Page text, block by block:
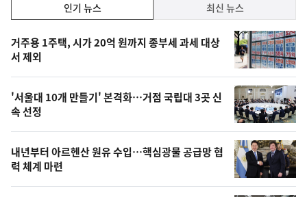
기,
최
신,
오
늘
의
영
상
인기 뉴스 최신 뉴스
기
뉴
스
거주용 1주택, 시가 20억 원까지 종부세 과세 대상
서 제외
'서울대 10개 만들기' 본격화…거점 국립대 3곳 신
속 선정
내년부터 아르헨산 원유 수입…핵심광물 공급망 협
력 체계 마련